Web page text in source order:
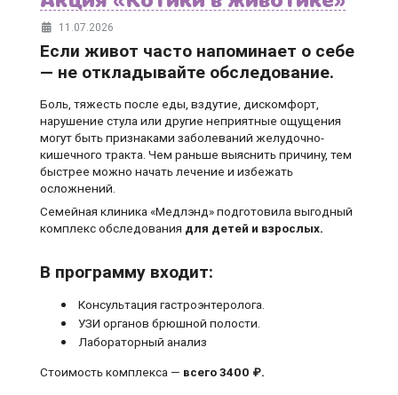
11.07.2026
Если живот часто напоминает о себе
— не откладывайте обследование.
Боль, тяжесть после еды, вздутие, дискомфорт,
нарушение стула или другие неприятные ощущения
могут быть признаками заболеваний желудочно-
кишечного тракта. Чем раньше выяснить причину, тем
быстрее можно начать лечение и избежать
осложнений.
Семейная клиника «Медлэнд» подготовила выгодный
комплекс обследования для детей и взрослых.
В программу входит:
Консультация гастроэнтеролога.
УЗИ органов брюшной полости.
Лабораторный анализ
Стоимость комплекса — всего 3400 ₽.